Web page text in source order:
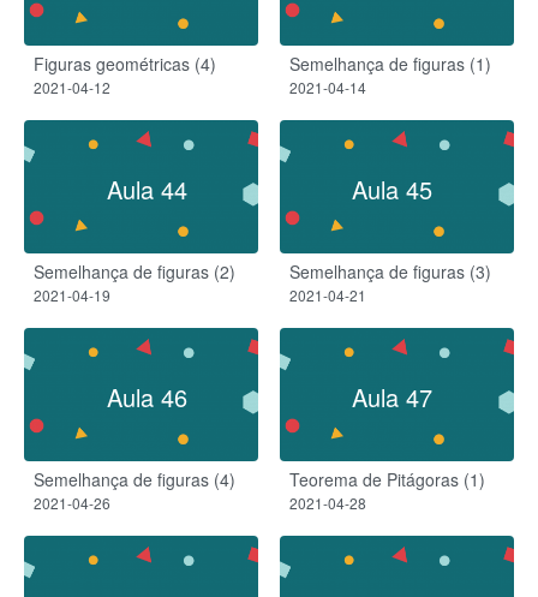
Figuras geométricas (4)
2021-04-12
Semelhança de figuras (1)
2021-04-14
Aula 44
Semelhança de figuras (2)
2021-04-19
Aula 45
Semelhança de figuras (3)
2021-04-21
Aula 46
Semelhança de figuras (4)
2021-04-26
Aula 47
Teorema de Pitágoras (1)
2021-04-28